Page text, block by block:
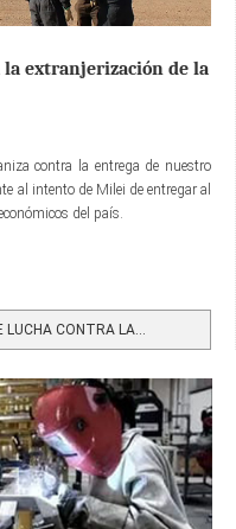
extranjerización de la
contra la entrega de nuestro
al intento de Milei de entregar al
del país.
LUCHA CONTRA LA...